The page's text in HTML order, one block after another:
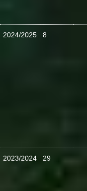
2024/2025 8
2023/2024 29